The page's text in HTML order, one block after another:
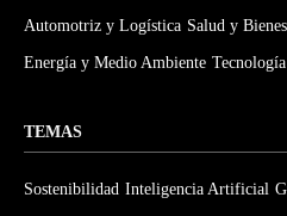
Automotriz y Logística Salud y
Energía y Medio Ambiente
TEMAS
Sostenibilidad Inteligencia Artificial